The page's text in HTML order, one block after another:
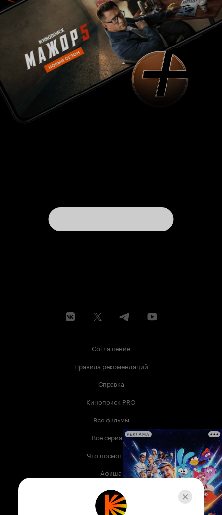
Соглашение
Правила рекомендаций
Справка
Кинопоиск PRO
Все фильмы
Все сериалы
Что посмотреть
Афиша
Музыка
Телепрограмма
РЕКЛАМА